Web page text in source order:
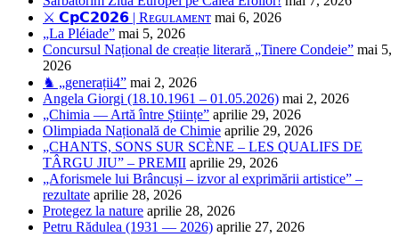
⚔️ 𝗖𝗽𝗖𝟮𝟬𝟮𝟲 | Rᴇɢᴜʟᴀᴍᴇɴᴛ mai 6, 2026
„La Pléiade” mai 5, 2026
Concursul Național de creație literară „Tinere Condeie” mai 5,
2026
♞ „generații4” mai 2, 2026
Angela Giorgi (18.10.1961 – 01.05.2026) mai 2, 2026
„Chimia — Artă între Științe” aprilie 29, 2026
Olimpiada Națională de Chimie aprilie 29, 2026
„CHANTS, SONS SUR SCÈNE – LES QUALIFS DE
TÂRGU JIU” – PREMII aprilie 29, 2026
„Aforismele lui Brâncuși – izvor al exprimării artistice” –
rezultate aprilie 28, 2026
Protegez la nature aprilie 28, 2026
Petru Rădulea (1931 — 2026) aprilie 27, 2026